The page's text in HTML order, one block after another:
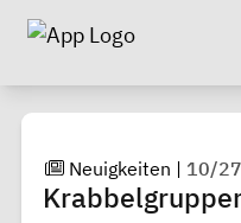
Neuigkeiten | 10/